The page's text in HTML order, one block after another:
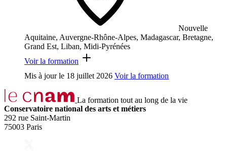
Nouvelle
Aquitaine, Auvergne-Rhône-Alpes, Madagascar, Bretagne,
Grand Est, Liban, Midi-Pyrénées
Voir la formation
Mis à jour le 18 juillet 2026 Voir la formation
La formation tout au long de la vie
Conservatoire national des arts et métiers
292 rue Saint-Martin
75003 Paris